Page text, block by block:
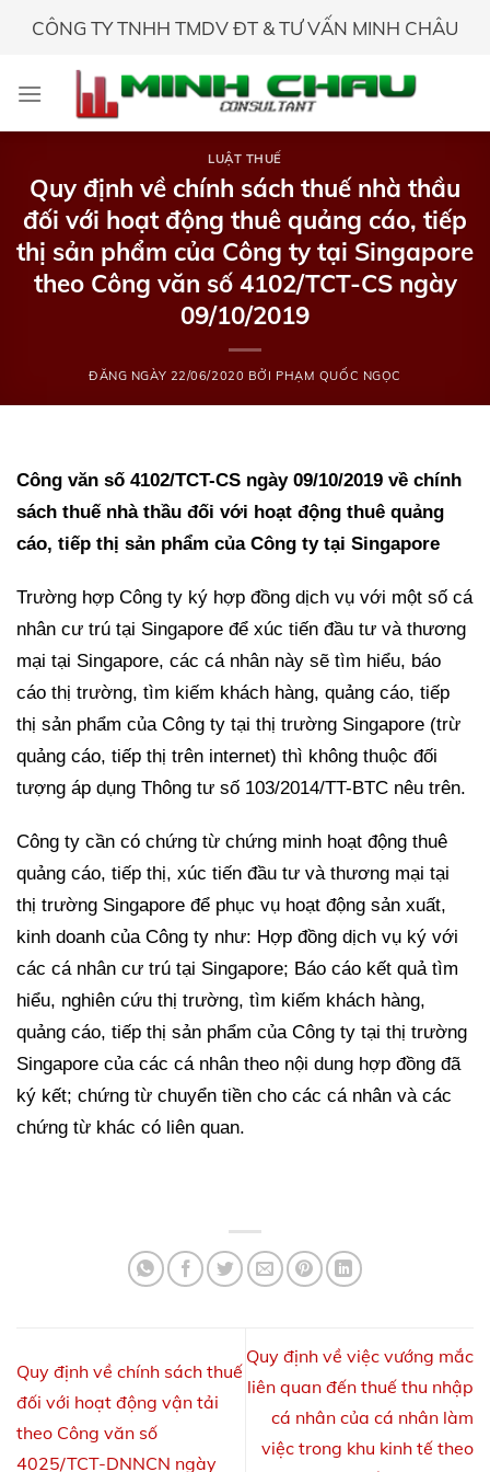
CÔNG TY TNHH TMDV ĐT & TƯ VẤN MINH CHÂU
LUẬT THUẾ
Quy định về chính sách thuế nhà thầu
đối với hoạt động thuê quảng cáo, tiếp
thị sản phẩm của Công ty tại Singapore
theo Công văn số 4102/TCT-CS ngày
09/10/2019
ĐĂNG NGÀY 22/06/2020 BỞI PHẠM QUỐC NGỌC
Công văn số 4102/TCT-CS ngày 09/10/2019 về chính
sách thuế nhà thầu đối với hoạt động thuê quảng
cáo, tiếp thị sản phẩm của Công ty tại Singapore
Trường hợp Công ty ký hợp đồng dịch vụ với một số cá
nhân cư trú tại Singapore để xúc tiến đầu tư và thương
mại tại Singapore, các cá nhân này sẽ tìm hiểu, báo
cáo thị trường, tìm kiếm khách hàng, quảng cáo, tiếp
thị sản phẩm của Công ty tại thị trường Singapore (trừ
quảng cáo, tiếp thị trên internet) thì không thuộc đối
tượng áp dụng Thông tư số 103/2014/TT-BTC nêu trên.
Công ty cần có chứng từ chứng minh hoạt động thuê
quảng cáo, tiếp thị, xúc tiến đầu tư và thương mại tại
thị trường Singapore để phục vụ hoạt động sản xuất,
kinh doanh của Công ty như: Hợp đồng dịch vụ ký với
các cá nhân cư trú tại Singapore; Báo cáo kết quả tìm
hiểu, nghiên cứu thị trường, tìm kiếm khách hàng,
quảng cáo, tiếp thị sản phẩm của Công ty tại thị trường
Singapore của các cá nhân theo nội dung hợp đồng đã
ký kết; chứng từ chuyển tiền cho các cá nhân và các
chứng từ khác có liên quan.
Quy định về chính sách thuế
đối với hoạt động vận tải
theo Công văn số
4025/TCT-DNNCN ngày
Quy định về việc vướng mắc
liên quan đến thuế thu nhập
cá nhân của cá nhân làm
việc trong khu kinh tế theo